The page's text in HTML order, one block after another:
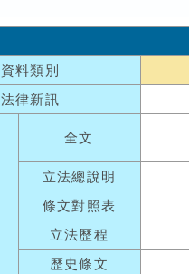
資料類別
法律新訊
全文
立法總說明
條文對照表
立法歷程
歷史條文